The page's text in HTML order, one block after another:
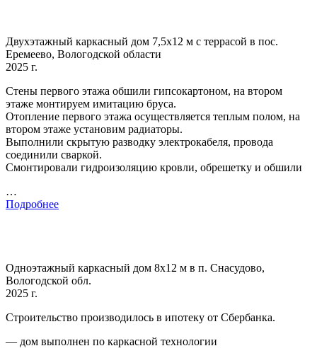
Двухэтажный каркасный дом 7,5х12 м с террасой в пос.
Еремеево, Вологодской области
2025 г.
Стены первого этажа обшили гипсокартоном, на втором
этаже монтируем имитацию бруса.
Отопление первого этажа осуществляется теплым полом, на
втором этаже установим радиаторы.
Выполнили скрытую разводку электрокабеля, провода
соединили сваркой.
Смонтировали гидроизоляцию кровли, обрешетку и обшили
…
Подробнее
Одноэтажный каркасный дом 8х12 м в п. Снасудово,
Вологодской обл.
2025 г.
Строительство производилось в ипотеку от Сбербанка.
— дом выполнен по каркасной технологии